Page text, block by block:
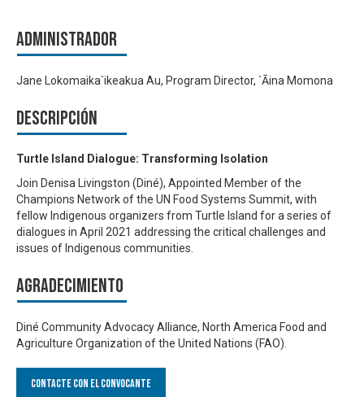
Administrador
Jane Lokomaika`ikeakua Au, Program Director, `Āina Momona
Descripción
Turtle Island Dialogue: Transforming Isolation
Join Denisa Livingston (Diné), Appointed Member of the
Champions Network of the UN Food Systems Summit, with
fellow Indigenous organizers from Turtle Island for a series of
dialogues in April 2021 addressing the critical challenges and
issues of Indigenous communities.
Agradecimiento
Diné Community Advocacy Alliance, North America Food and
Agriculture Organization of the United Nations (FAO).
Contacte con el convocante